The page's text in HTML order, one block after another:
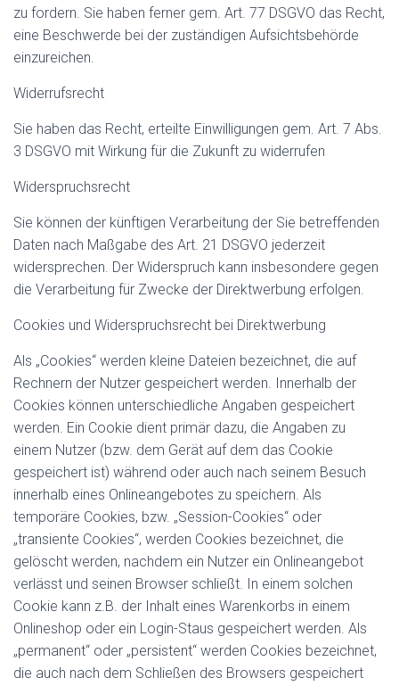
zu fordern. Sie haben ferner gem. Art. 77 DSGVO das Recht,
eine Beschwerde bei der zuständigen Aufsichtsbehörde
einzureichen.
Widerrufsrecht
Sie haben das Recht, erteilte Einwilligungen gem. Art. 7 Abs.
3 DSGVO mit Wirkung für die Zukunft zu widerrufen
Widerspruchsrecht
Sie können der künftigen Verarbeitung der Sie betreffenden
Daten nach Maßgabe des Art. 21 DSGVO jederzeit
widersprechen. Der Widerspruch kann insbesondere gegen
die Verarbeitung für Zwecke der Direktwerbung erfolgen.
Cookies und Widerspruchsrecht bei Direktwerbung
Als „Cookies“ werden kleine Dateien bezeichnet, die auf
Rechnern der Nutzer gespeichert werden. Innerhalb der
Cookies können unterschiedliche Angaben gespeichert
werden. Ein Cookie dient primär dazu, die Angaben zu
einem Nutzer (bzw. dem Gerät auf dem das Cookie
gespeichert ist) während oder auch nach seinem Besuch
innerhalb eines Onlineangebotes zu speichern. Als
temporäre Cookies, bzw. „Session-Cookies“ oder
„transiente Cookies“, werden Cookies bezeichnet, die
gelöscht werden, nachdem ein Nutzer ein Onlineangebot
verlässt und seinen Browser schließt. In einem solchen
Cookie kann z.B. der Inhalt eines Warenkorbs in einem
Onlineshop oder ein Login-Staus gespeichert werden. Als
„permanent“ oder „persistent“ werden Cookies bezeichnet,
die auch nach dem Schließen des Browsers gespeichert